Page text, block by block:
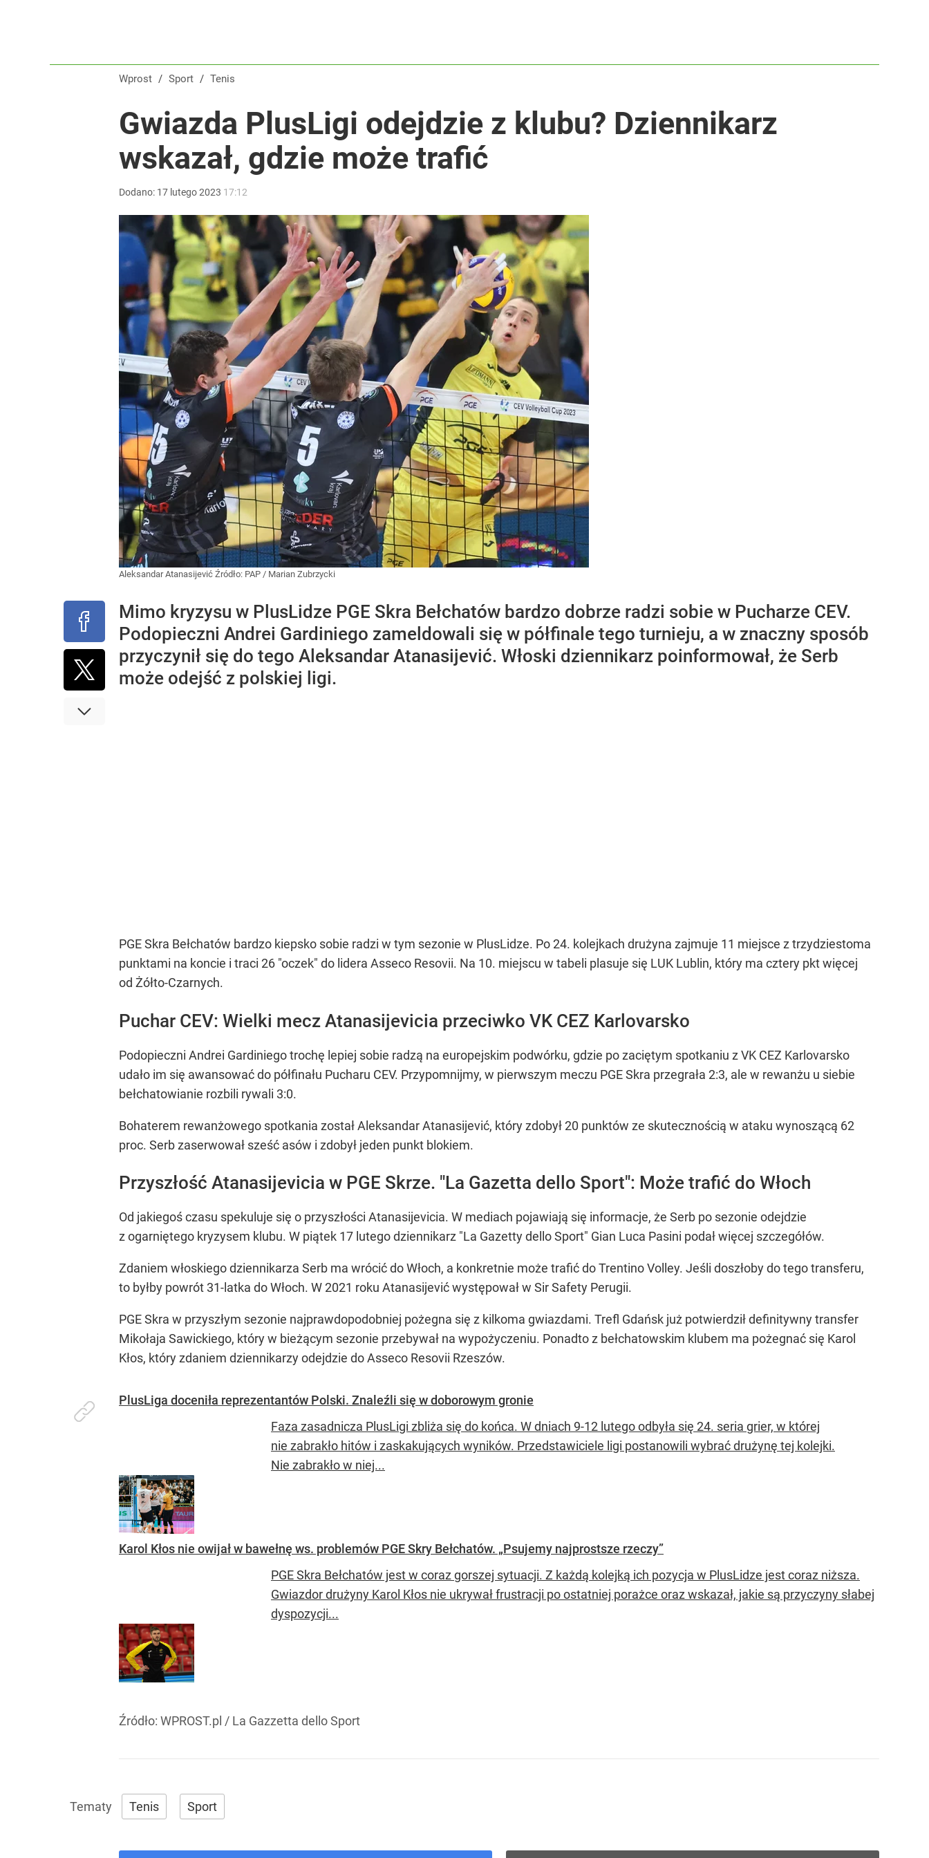
Wprost / Sport / Tenis
Gwiazda PlusLigi odejdzie z klubu? Dziennikarz
wskazał, gdzie może trafić
Dodano: 17 lutego2023 17:12
Aleksandar Atanasijević Źródło: PAP / Marian Zubrzycki
Mimo kryzysu w PlusLidze PGE Skra Bełchatów bardzo dobrze radzi sobie w Pucharze CEV.
Podopieczni Andrei Gardiniego zameldowali się w półfinale tego turnieju, a w znaczny sposób
przyczynił się do tego Aleksandar Atanasijević. Włoski dziennikarz poinformował, że Serb
może odejść z polskiej ligi.
PGE Skra Bełchatów bardzo kiepsko sobie radzi w tym sezonie w PlusLidze. Po 24. kolejkach drużyna zajmuje 11 miejsce z trzydziestoma
punktami na koncie i traci 26 "oczek" do lidera Asseco Resovii. Na 10. miejscu w tabeli plasuje się LUK Lublin, który ma cztery pkt więcej
od Żółto-Czarnych.
Puchar CEV: Wielki mecz Atanasijevicia przeciwko VK CEZ Karlovarsko
Podopieczni Andrei Gardiniego trochę lepiej sobie radzą na europejskim podwórku, gdzie po zaciętym spotkaniu z VK CEZ Karlovarsko
udało im się awansować do półfinału Pucharu CEV. Przypomnijmy, w pierwszym meczu PGE Skra przegrała 2:3, ale w rewanżu u siebie
bełchatowianie rozbili rywali 3:0.
Bohaterem rewanżowego spotkania został Aleksandar Atanasijević, który zdobył 20 punktów ze skutecznością w ataku wynoszącą 62
proc. Serb zaserwował sześć asów i zdobył jeden punkt blokiem.
Przyszłość Atanasijevicia w PGE Skrze. "La Gazetta dello Sport": Może trafić do Włoch
Od jakiegoś czasu spekuluje się o przyszłości Atanasijevicia. W mediach pojawiają się informacje, że Serb po sezonie odejdzie
z ogarniętego kryzysem klubu. W piątek 17 lutego dziennikarz "La Gazetty dello Sport" Gian Luca Pasini podał więcej szczegółów.
Zdaniem włoskiego dziennikarza Serb ma wrócić do Włoch, a konkretnie może trafić do Trentino Volley. Jeśli doszłoby do tego transferu,
to byłby powrót 31-latka do Włoch. W 2021 roku Atanasijević występował w Sir Safety Perugii.
PGE Skra w przyszłym sezonie najprawdopodobniej pożegna się z kilkoma gwiazdami. Trefl Gdańsk już potwierdził definitywny transfer
Mikołaja Sawickiego, który w bieżącym sezonie przebywał na wypożyczeniu. Ponadto z bełchatowskim klubem ma pożegnać się Karol
Kłos, który zdaniem dziennikarzy odejdzie do Asseco Resovii Rzeszów.
PlusLiga doceniła reprezentantów Polski. Znaleźli się w doborowym gronie
Faza zasadnicza PlusLigi zbliża się do końca. W dniach 9-12 lutego odbyła się 24. seria grier, w której
nie zabrakło hitów i zaskakujących wyników. Przedstawiciele ligi postanowili wybrać drużynę tej kolejki.
Nie zabrakło w niej...
Karol Kłos nie owijał w bawełnę ws. problemów PGE Skry Bełchatów. „Psujemy najprostsze rzeczy”
PGE Skra Bełchatów jest w coraz gorszej sytuacji. Z każdą kolejką ich pozycja w PlusLidze jest coraz niższa.
Gwiazdor drużyny Karol Kłos nie ukrywał frustracji po ostatniej porażce oraz wskazał, jakie są przyczyny słabej
dyspozycji...
Źródło: WPROST.pl / La Gazzetta dello Sport
Tenis Sport